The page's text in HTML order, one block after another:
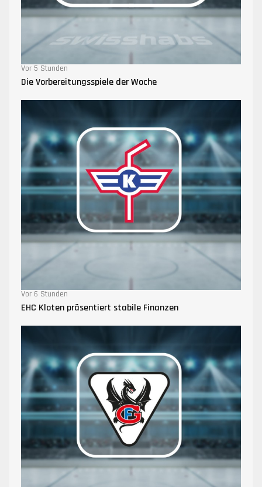
Vor 5 Stunden
Die Vorbereitungsspiele der Woche
Vor 6 Stunden
EHC Kloten präsentiert stabile Finanzen